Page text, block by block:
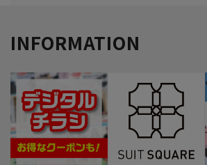
INFORMATION